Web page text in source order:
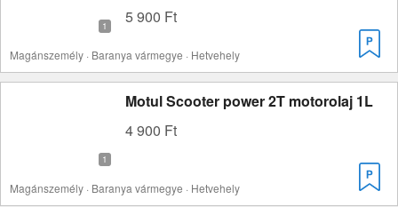
5 900 Ft
Magánszemély · Baranya vármegye · Hetvehely
Motul Scooter power 2T motorolaj 1L
4 900 Ft
Magánszemély · Baranya vármegye · Hetvehely